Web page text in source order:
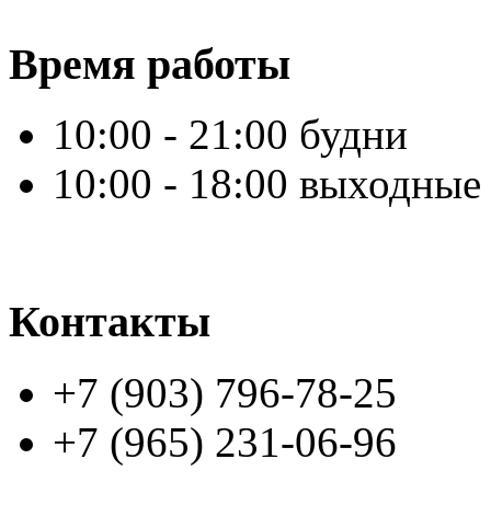
Время работы
10:00 - 21:00 будни
10:00 - 18:00 выходные
Контакты
+7 (903) 796-78-25
+7 (965) 231-06-96